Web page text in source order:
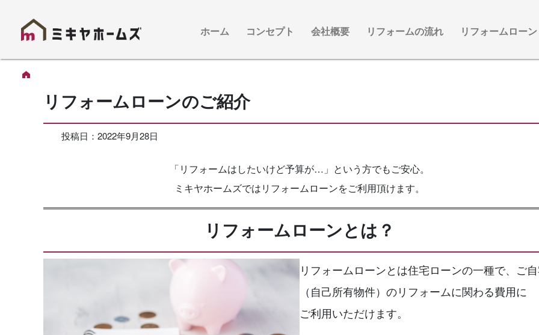
ホーム コンセプト 会社概要 リフォームの流れ リフォームローン
リフォームローンのご紹介
投稿日： 2022年9月28日
「リフォームはしたいけど予算が…」という方でもご安心。
ミキヤホームズではリフォームローンをご利用頂けます。
リフォームローンとは？
リフォームローンとは住宅ローンの一種で、ご
（自己所有物件）のリフォームに関わる費用に
ご利用いただけます。